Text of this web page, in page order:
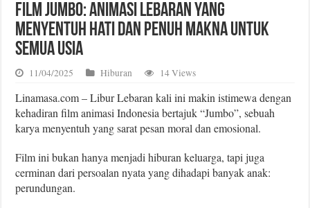
Film Jumbo: Animasi Lebaran yang
Menyentuh Hati dan Penuh Makna untuk
Semua Usia
11/04/2025 Hiburan 14 Views
Linamasa.com – Libur Lebaran kali ini makin istimewa dengan
kehadiran film animasi Indonesia bertajuk “Jumbo”, sebuah
karya menyentuh yang sarat pesan moral dan emosional.
Film ini bukan hanya menjadi hiburan keluarga, tapi juga
cerminan dari persoalan nyata yang dihadapi banyak anak:
perundungan.